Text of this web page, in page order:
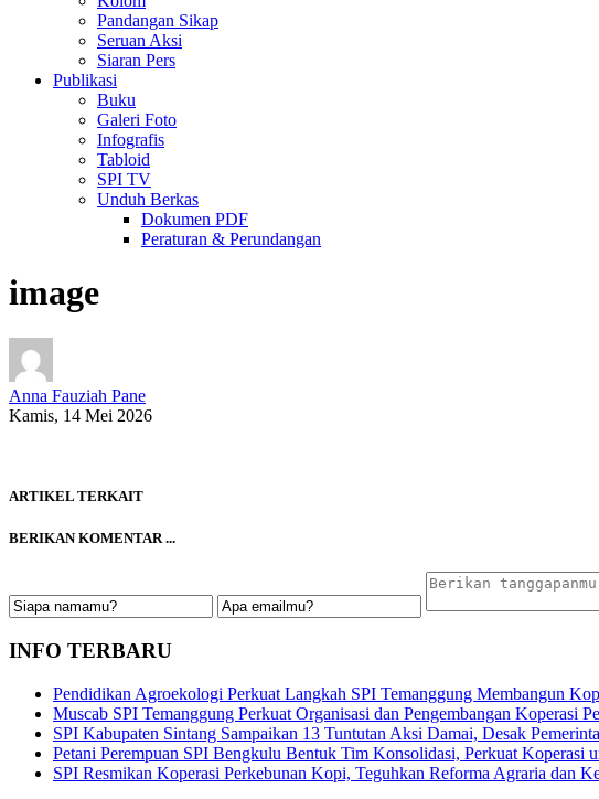
Pandangan Sikap
Seruan Aksi
Siaran Pers
Publikasi
Buku
Galeri Foto
Infografis
Tabloid
SPI TV
Unduh Berkas
Dokumen PDF
Peraturan & Perundangan
image
Anna Fauziah Pane
Kamis, 14 Mei 2026
ARTIKEL TERKAIT
BERIKAN KOMENTAR ...
INFO TERBARU
Pendidikan Agroekologi Perkuat Langkah SPI Temanggung Membangun
Muscab SPI Temanggung Perkuat Organisasi dan Pengembangan Koperasi
SPI Kabupaten Sintang Sampaikan 13 Tuntutan Aksi Damai, Desak
Petani Perempuan SPI Bengkulu Bentuk Tim Konsolidasi, Perkuat Koperasi
SPI Resmikan Koperasi Perkebunan Kopi, Teguhkan Reforma Agraria dan